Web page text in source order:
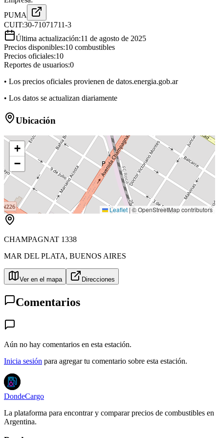
PUMA
CUIT:30-71071711-3
Última actualización:11 de agosto de 2025
Precios disponibles:10 combustibles
Precios oficiales:10
Reportes de usuarios:0
• Los precios oficiales provienen de datos.energia.gob.ar
• Los datos se actualizan diariamente
Ubicación
P
+
−
Leaflet |© OpenStreetMap contributors
CHAMPAGNAT 1338
MAR DEL PLATA, BUENOS AIRES
Ver en el mapa Direcciones
Comentarios
Aún no hay comentarios en esta estación.
Inicia sesión para agregar tu comentario sobre esta estación.
DondeCargo
La plataforma para encontrar y comparar precios de combustibles en
Argentina.